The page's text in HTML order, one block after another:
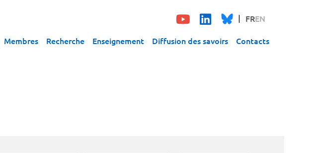
FREN
Membres Recherche Enseignement Diffusion des savoirs Contacts